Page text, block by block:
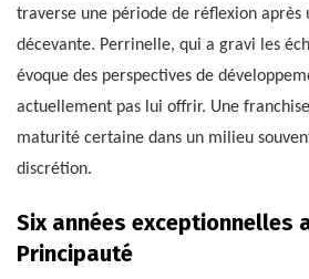
traverse une période de réflexion après
décevante. Perrinelle, qui a gravi les
évoque des perspectives de
actuellement pas lui offrir. Une
maturité certaine dans un milieu
discrétion.
Six années exceptionnelles
Principauté